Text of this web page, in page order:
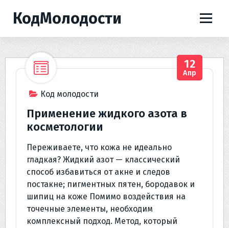
е
КодМолодости
Код молодости
12
Апр
Применение жидкого азота в
косметологии
Переживаете, что кожа не идеально
гладкая? Жидкий азот — классический
способ избавиться от акне и следов
постакне; пигментных пятен, бородавок и
шипиц на коже Помимо воздействия на
точечные элементы, необходим
комплексный подход. Метод, который